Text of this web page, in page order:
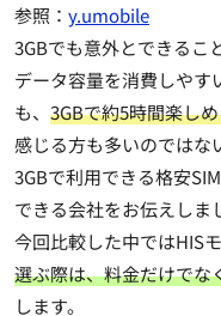
参照： y.umobile
3GBでも意外とできるこ
データ容量を消費しやす
も、 3GBで約5時間楽し
感じる方も多いのではな
3GBで利用できる格安
できる会社をお伝えしま
今回比較した中ではHIS
選ぶ際は、料金だけでな
します。